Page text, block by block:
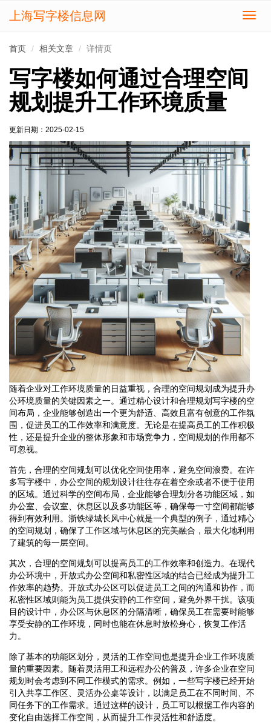
切
上海写字楼信息网
首页 相关文章 详情页
写字楼如何通过合理空间
规划提升工作环境质量
更新日期： 2025-02-15
随着企业对工作环境质量的日益重视，合理的空间规划成为提升办
公环境质量的关键因素之一。通过精心设计和合理规划写字楼的空
间布局，企业能够创造出一个更为舒适、高效且富有创意的工作氛
围，促进员工的工作效率和满意度。无论是在提高员工的工作积极
性，还是提升企业的整体形象和市场竞争力，空间规划的作用都不
可忽视。
首先，合理的空间规划可以优化空间使用率，避免空间浪费。在许
多写字楼中，办公空间的规划设计往往存在着空余或者不便于使用
的区域。通过科学的空间布局，企业能够合理划分各功能区域，如
办公室、会议室、休息区以及多功能区等，确保每一寸空间都能够
得到有效利用。浙铁绿城长风中心就是一个典型的例子，通过精心
的空间规划，确保了工作区域与休息区的完美融合，最大化地利用
了建筑的每一层空间。
其次，合理的空间规划可以提高员工的工作效率和创造力。在现代
办公环境中，开放式办公空间和私密性区域的结合已经成为提升工
作效率的趋势。开放式办公区可以促进员工之间的沟通和协作，而
私密性区域则能为员工提供安静的工作空间，避免外界干扰。该项
目的设计中，办公区与休息区的分隔清晰，确保员工在需要时能够
享受安静的工作环境，同时也能在休息时放松身心，恢复工作活
力。
除了基本的功能区划分，灵活的工作空间也是提升企业工作环境质
量的重要因素。随着灵活用工和远程办公的普及，许多企业在空间
规划时会考虑到不同工作模式的需求。例如，一些写字楼已经开始
引入共享工作区、灵活办公桌等设计，以满足员工在不同时间、不
同任务下的工作需求。通过这样的设计，员工可以根据工作内容的
变化自由选择工作空间，从而提升工作灵活性和舒适度。